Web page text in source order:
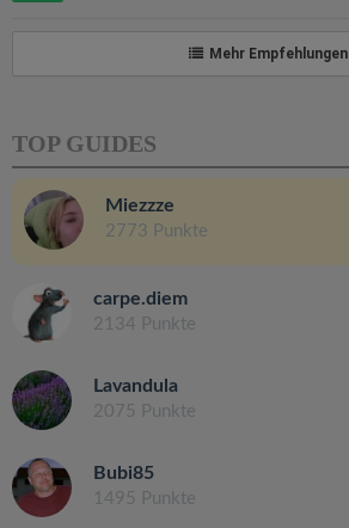
Mehr Empfehlungen
TOP GUIDES
Miezzze
2773 Punkte
carpe.diem
2134 Punkte
Lavandula
2075 Punkte
Bubi85
1495 Punkte